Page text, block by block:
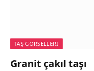
TAŞ GÖRSELLERI
Granit çakıl taşı